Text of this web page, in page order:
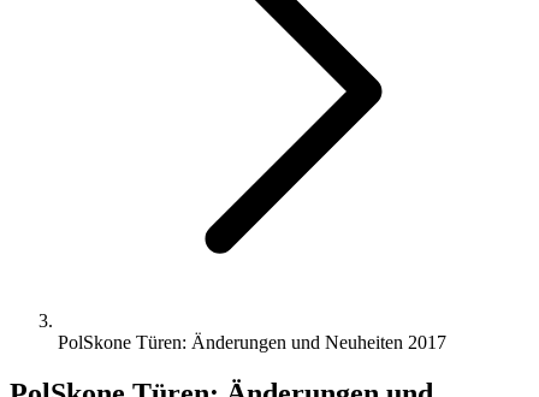
PolSkone Türen: Änderungen und Neuheiten 2017